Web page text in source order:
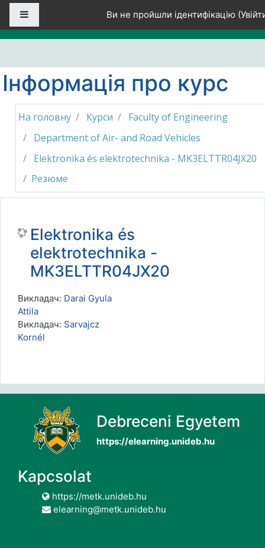
Перейти до головного вмісту
Ви не пройшли ідентифікацію (
Інформація про курс
На головну Курси
Faculty of Engineering
Department of Air- and Road Vehicles
Elektronika és elektrotechnika - MK3ELTTR04JX20
Резюме
Elektronika és
elektrotechnika -
MK3ELTTR04JX20
Викладач: Darai Gyula
Attila
Викладач: Sarvajcz
Kornél
Debreceni Egyetem
https://elearning.unideb.hu
Kapcsolat
https://metk.unideb.hu
elearning@metk.unideb.hu